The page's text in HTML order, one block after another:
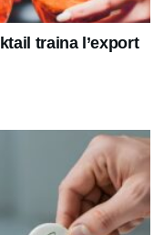
traina l’export